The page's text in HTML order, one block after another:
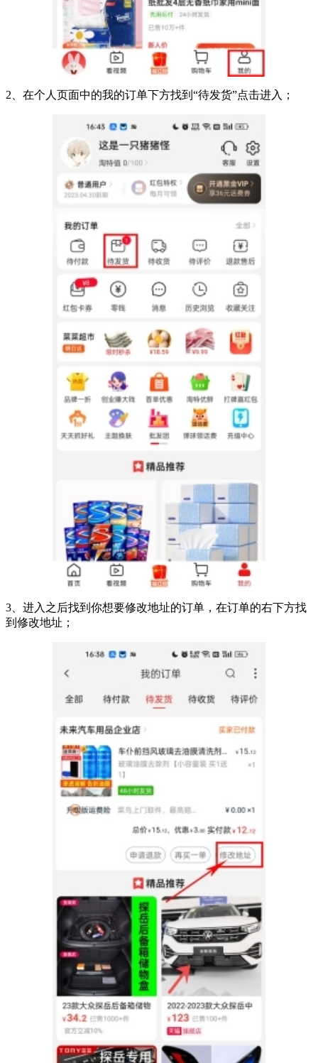
2、在个人页面中的我的订单下方找到“待发货”点击进入；
3、进入之后找到你想要修改地址的订单，在订单的右下方找
到修改地址；